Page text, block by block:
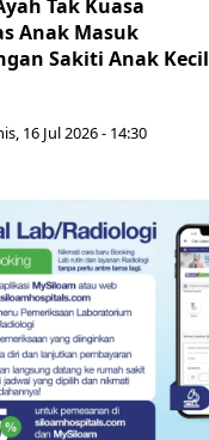
Tak Kuasa
Anak Masuk
Sakiti Anak Kecil
16 Jul 2026 - 14:30